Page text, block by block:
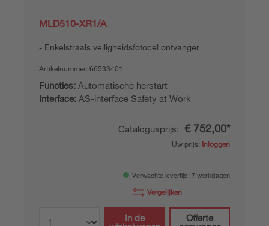
MLD510-XR1/A
Enkelstraals veiligheidsfotocel ontvanger
Artikelnummer: 66533401
Functies: Automatische herstart
Interface: AS-interface Safety at Work
Catalogusprijs: € 752,00*
Uw prijs: Inloggen
Verwachte levertijd: 7 werkdagen
Vergelijken
In de
Offerte